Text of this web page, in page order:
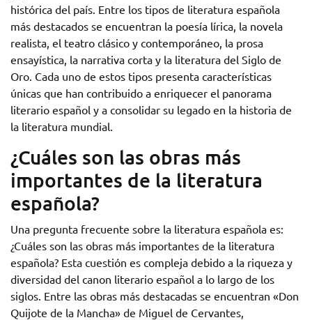
histórica del país. Entre los tipos de literatura española
más destacados se encuentran la poesía lírica, la novela
realista, el teatro clásico y contemporáneo, la prosa
ensayística, la narrativa corta y la literatura del Siglo de
Oro. Cada uno de estos tipos presenta características
únicas que han contribuido a enriquecer el panorama
literario español y a consolidar su legado en la historia de
la literatura mundial.
¿Cuáles son las obras más
importantes de la literatura
española?
Una pregunta frecuente sobre la literatura española es:
¿Cuáles son las obras más importantes de la literatura
española? Esta cuestión es compleja debido a la riqueza y
diversidad del canon literario español a lo largo de los
siglos. Entre las obras más destacadas se encuentran «Don
Quijote de la Mancha» de Miguel de Cervantes,